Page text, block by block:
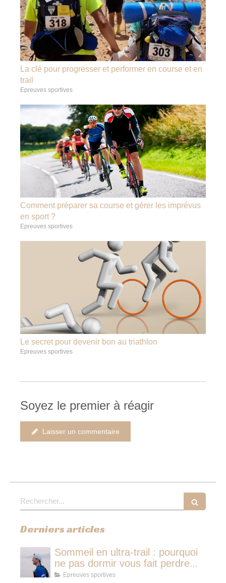
La clé pour progresser et performer en course et en
trail
Epreuves sportives
Comment préparer sa course et gérer les imprévus
en sport ?
Epreuves sportives
Le secret pour devenir bon au triathlon
Epreuves sportives
Soyez le premier à réagir
Laisser un commentaire
Rechercher
Derniers articles
Sommeil en ultra-trail : pourquoi
ne pas dormir vous fait perdre
plus de temps qu'une micro-
Epreuves sportives